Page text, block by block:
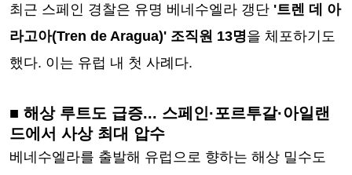
최근 스페인 경찰은 유명 베네수엘라 갱단 '트렌 데 아
라고아(Tren de Aragua)' 조직원 13명을 체포하기도
했다. 이는 유럽 내 첫 사례다.
■ 해상 루트도 급증... 스페인·포르투갈·아일랜
드에서 사상 최대 압수
베네수엘라를 출발해 유럽으로 향하는 해상 밀수도